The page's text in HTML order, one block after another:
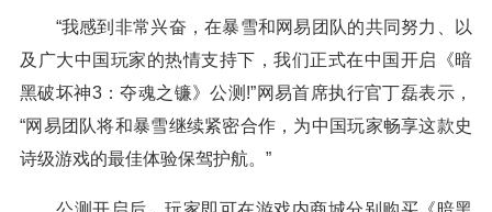
“我感到非常兴奋，在暴雪和网易团队的共同努力、以
及广大中国玩家的热情支持下，我们正式在中国开启《暗
黑破坏神3：夺魂之镰》公测!”网易首席执行官丁磊表示，
“网易团队将和暴雪继续紧密合作，为中国玩家畅享这款史
诗级游戏的最佳体验保驾护航。”